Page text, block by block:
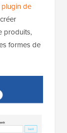
plugin de
produits,
formes de